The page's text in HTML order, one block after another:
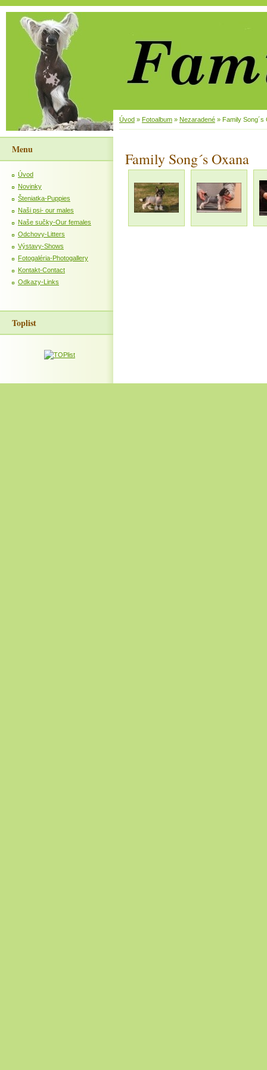
Menu
Úvod
Novinky
Šteniatka-Puppies
Naši psi- our males
Naše sučky-Our females
Odchovy-Litters
Výstavy-Shows
Fotogaléria-Photogallery
Kontakt-Contact
Odkazy-Links
Toplist
Úvod » Fotoalbum » Nezaradené » Family Song´s
Family Song´s Oxana